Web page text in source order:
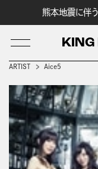
熊本地震に伴
KING
LOG IN
ARTIST Aice5